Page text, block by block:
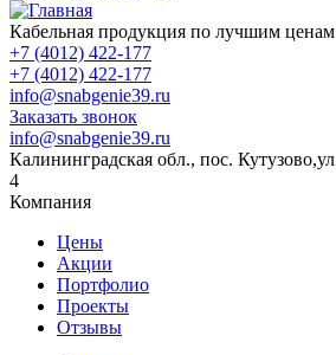
Кабельная продукция по лучшим
+7 (4012) 422-177
+7 (4012) 422-177
info@snabgenie39.ru
Заказать звонок
info@snabgenie39.ru
Калининградская обл., пос.
4
Компания
Цены
Акции
Портфолио
Проекты
Отзывы